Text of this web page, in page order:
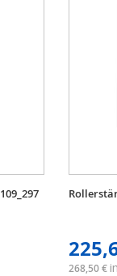
268,50 €